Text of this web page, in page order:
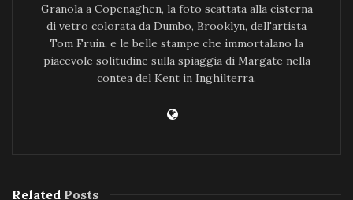
Granola a Copenaghen, la foto scattata alla cisterna
di vetro colorata da Dumbo, Brooklyn, dell'artista
Tom Fruin, e le belle stampe che immortalano la
piacevole solitudine sulla spiaggia di Margate nella
contea del Kent in Inghilterra.
Related Posts